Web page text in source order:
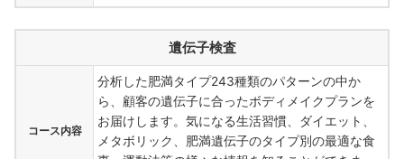
遺伝子検査
コース内容
分析した肥満タイプ243種類のパターンの中か
ら、顧客の遺伝子に合ったボディメイクプランを
お届けします。気になる生活習慣、ダイエット、
メタボリック、肥満遺伝子のタイプ別の最適な食